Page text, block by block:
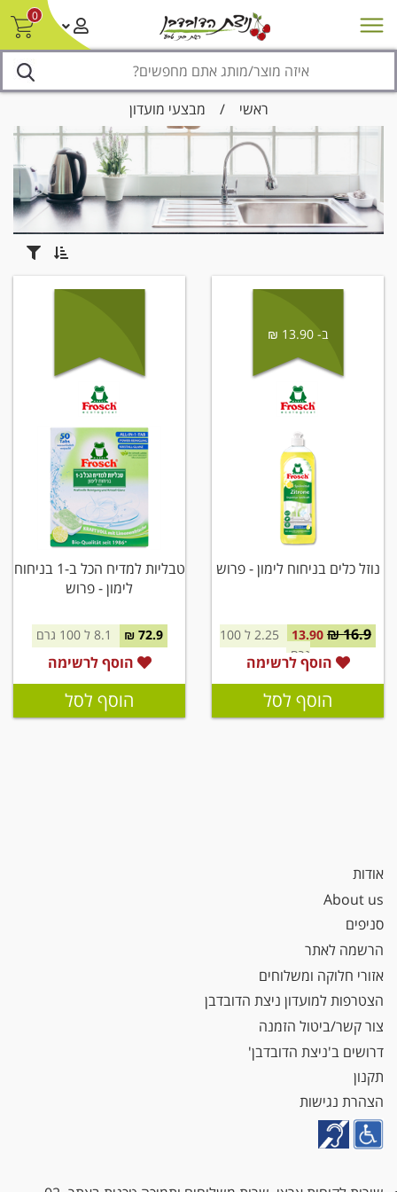
0
מבצעים סניפים צור קשר/ביטול הזמנה
ראשי / מבצעי מועדון
ב- 13.90 ₪
נוזל כלים בניחוח לימון - פרוש
16.9 ₪
13.90
2.25 ל 100
גרם
הוסף לרשימה
הוסף לסל
טבליות למדיח הכל ב-1 בניחוח
לימון - פרוש
72.9 ₪
הוסף לרשימה
הוסף לסל
אודות
About us
סניפים
הרשמה לאתר
אזורי חלוקה ומשלוחים
הצטרפות למועדון ניצת הדובדבן
צור קשר/ביטול הזמנה
דרושים ב'ניצת הדובדבן'
תקנון
הצהרת נגישות